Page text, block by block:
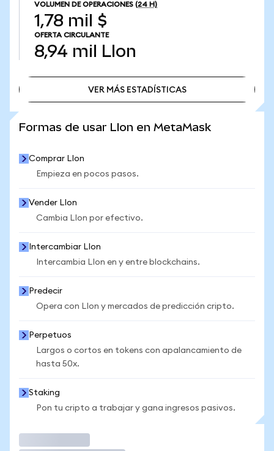
VOLUMEN DE OPERACIONES (24 H)
1,78 mil $
OFERTA CIRCULANTE
8,94 mil LIon
VER MÁS ESTADÍSTICAS
Formas de usar LIon en MetaMask
Comprar LIon
Empieza en pocos pasos.
Vender LIon
Cambia LIon por efectivo.
Intercambiar LIon
Intercambia LIon en y entre blockchains.
Predecir
Opera con LIon y mercados de predicción cripto.
Perpetuos
Largos o cortos en tokens con apalancamiento de
hasta 50x.
Staking
Pon tu cripto a trabajar y gana ingresos pasivos.